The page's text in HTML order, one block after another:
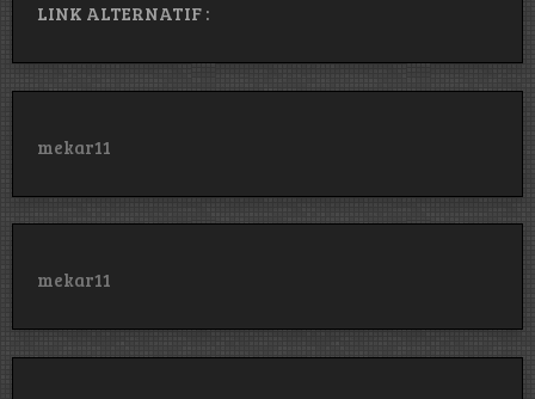
LINK ALTERNATIF :
mekar11
mekar11